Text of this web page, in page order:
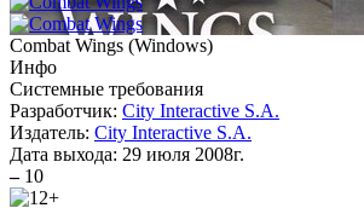
Combat Wings (Windows)
Инфо
Системные требования
Разработчик: City Interactive S.A.
Издатель: City Interactive S.A.
Дата выхода: 29 июля 2008г.
– 10